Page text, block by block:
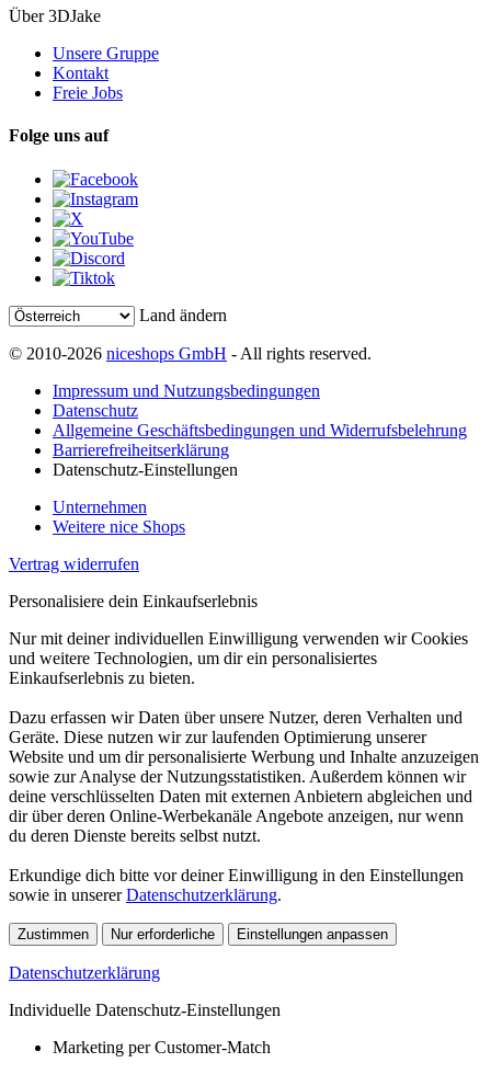
Über 3DJake
Unsere Gruppe
Kontakt
Freie Jobs
Folge uns auf
Land ändern
© 2010-2026 niceshops GmbH - All rights reserved.
Impressum und Nutzungsbedingungen
Datenschutz
Allgemeine Geschäftsbedingungen und Widerrufsbelehrung
Barrierefreiheitserklärung
Datenschutz-Einstellungen
Unternehmen
Weitere nice Shops
Vertrag widerrufen
Personalisiere dein Einkaufserlebnis
Nur mit deiner individuellen Einwilligung verwenden wir Cookies
und weitere Technologien, um dir ein personalisiertes
Einkaufserlebnis zu bieten.
Dazu erfassen wir Daten über unsere Nutzer, deren Verhalten und
Geräte. Diese nutzen wir zur laufenden Optimierung unserer
Website und um dir personalisierte Werbung und Inhalte anzuzeigen
sowie zur Analyse der Nutzungsstatistiken. Außerdem können wir
deine verschlüsselten Daten mit externen Anbietern abgleichen und
dir über deren Online-Werbekanäle Angebote anzeigen, nur wenn
du deren Dienste bereits selbst nutzt.
Erkundige dich bitte vor deiner Einwilligung in den Einstellungen
sowie in unsererDatenschutzerklärung.
Zustimmen Nur erforderliche Einstellungen anpassen
Datenschutzerklärung
Individuelle Datenschutz-Einstellungen
Marketing per Customer-Match